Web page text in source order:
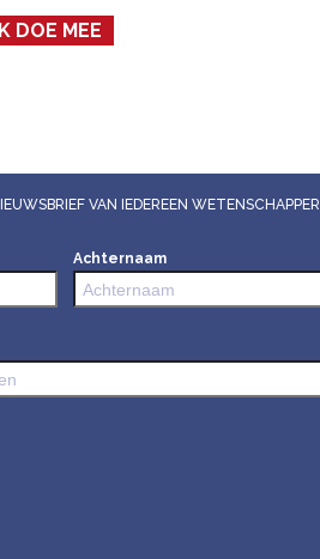
IK DOE MEE
VAN IEDEREEN WETENSCHAPPER
Achternaam